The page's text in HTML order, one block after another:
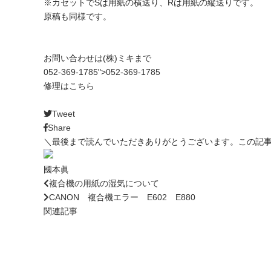
※カセットでSは用紙の横送り、Rは用紙の縦送りです。
原稿も同様です。
お問い合わせは(株)ミキまで
052-369-1785">052-369-1785
修理はこちら
Tweet
Share
＼最後まで読んでいただきありがとうございます。この記
國本眞
複合機の用紙の湿気について
CANON 複合機エラー E602 E880
関連記事